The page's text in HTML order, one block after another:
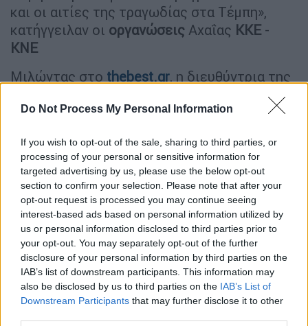
Do Not Process My Personal Information
If you wish to opt-out of the sale, sharing to third parties, or
processing of your personal or sensitive information for
targeted advertising by us, please use the below opt-out
section to confirm your selection. Please note that after your
opt-out request is processed you may continue seeing
interest-based ads based on personal information utilized by
us or personal information disclosed to third parties prior to
your opt-out. You may separately opt-out of the further
disclosure of your personal information by third parties on the
IAB’s list of downstream participants. This information may
also be disclosed by us to third parties on the IAB’s List of
Downstream Participants that may further disclose it to other
και οι αιτίες της τραγωδίας στα Τέμπη»,
κατήγγειλαν οι οργανώσεις Αχαΐας ΚΚΕ -
ΚΝΕ
Μιλώντας στο thebest.gr, η διευθύντρια της
σημείωσε ότι το θέμα θεωρείται λήξαν, ενώ
προσαγωγών. «Σύμφωνα με την ενημέρωση
που έχω, αν και το κλίμα δεν ήταν τεταμένο,
όταν ο διευθυντής του σχολείου με μία
καθηγήτρια ανέβηκαν στα γραφεία για να
στείλουν mail και να ενημερώσουν γονείς,
εμφανίστηκαν κάποιοι μαθητές οι οποίοι
προκάλεσαν με άσχημο τρόπο, λεκτικά και οι
εκπαιδευτικοί βρέθηκαν σε δύσκολη θέση.
Προκειμένου να προστατευτούνκάλεσαντην
αστυνομία και ενημέρωσαν και τους γονείς.